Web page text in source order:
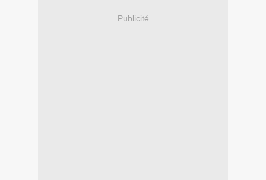
Publicité